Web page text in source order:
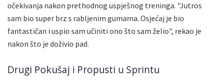
očekivanja nakon prethodnog uspješnog treninga. "Jutros
sam bio super brz s rabljenim gumama. Osjećaj je bio
fantastičan i uspio sam učiniti ono što sam želio", rekao je
nakon što je doživio pad.
Drugi Pokušaj i Propusti u Sprintu